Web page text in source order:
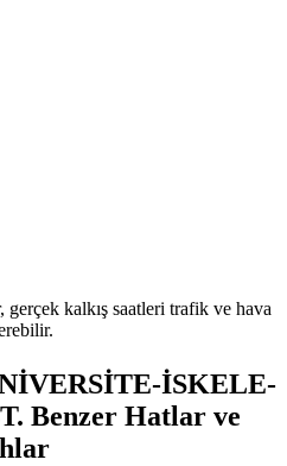
kalkış saatleri trafik ve hava
İSKELE-
Benzer Hatlar ve